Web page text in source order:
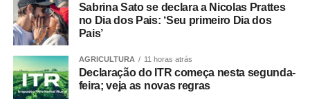
Orientações
candidato que não comparecer no dia e horário
previstos ou não apresentar toda a documentação
Sabrina Sato se declara a Nicolas Prattes
no Dia dos Pais: ‘Seu primeiro Dia dos
Pais’
AGRICULTURA 11 horas atrás
Declaração do ITR começa nesta segunda-
feira; veja as novas regras